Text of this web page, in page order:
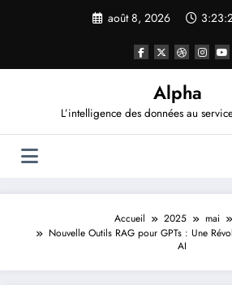
août 8, 2026
Alpha
L’intelligence des données au
Accueil 2025 mai
Nouvelle Outils RAG pour GPTs : Une
AI